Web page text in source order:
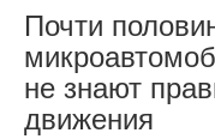
Почти
не знают
движения